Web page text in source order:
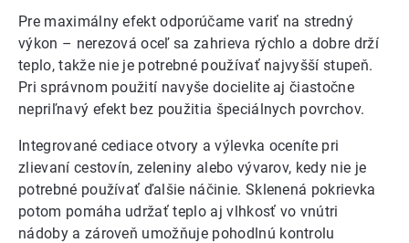
Pre maximálny efekt odporúčame variť na stredný
výkon – nerezová oceľ sa zahrieva rýchlo a dobre drží
teplo, takže nie je potrebné používať najvyšší stupeň.
Pri správnom použití navyše docielite aj čiastočne
nepriľnavý efekt bez použitia špeciálnych povrchov.
Integrované cediace otvory a výlevka oceníte pri
zlievaní cestovín, zeleniny alebo vývarov, kedy nie je
potrebné používať ďalšie náčinie. Sklenená pokrievka
potom pomáha udržať teplo aj vlhkosť vo vnútri
nádoby a zároveň umožňuje pohodlnú kontrolu